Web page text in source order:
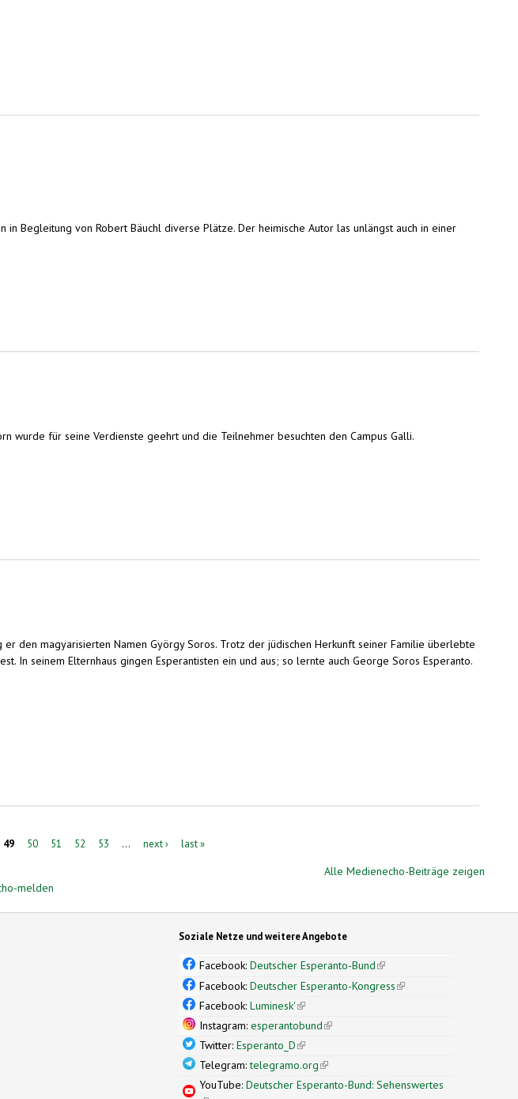
external)
Begleitung von Robert Bäuchl diverse Plätze. Der heimische Autor las unlängst auch in einer
external)
wurde für seine Verdienste geehrt und die Teilnehmer besuchten den Campus Galli.
external)
den magyarisierten Namen György Soros. Trotz der jüdischen Herkunft seiner Familie überlebte
In seinem Elternhaus gingen Esperantisten ein und aus; so lernte auch George Soros Esperanto.
49 50 51 52 53 … next › last »
Alle Medienecho-Beiträge zeigen
melden
is external)
Soziale Netze und weitere Angebote
Facebook:Deutscher Esperanto-Bund(link is external)
Facebook:Deutscher Esperanto-Kongress(link is external)
Facebook:Luminesk'(link is external)
Instagram:esperantobund(link is external)
Twitter:Esperanto_D(link is external)
Telegram:telegramo.org(link is external)
YouTube:Deutscher Esperanto-Bund: Sehenswertes